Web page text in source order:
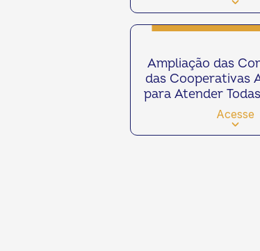
Ampliação das
das Cooperativas
para Atender
deAcesse